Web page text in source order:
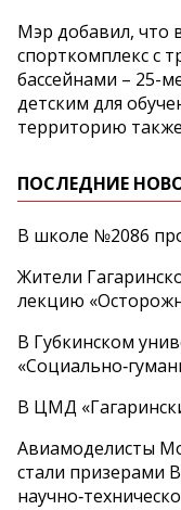
Мэр добавил, что
спорткомплекс с
бассейнами – 25-
детским для
территорию также
ПОСЛЕДНИЕ
В школе №2086
Жители
лекцию
В Губкинском
В ЦМД
Авиамоделисты
стали призерами